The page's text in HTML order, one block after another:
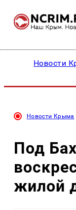
Новости
Новости Крыма
Под
жилой